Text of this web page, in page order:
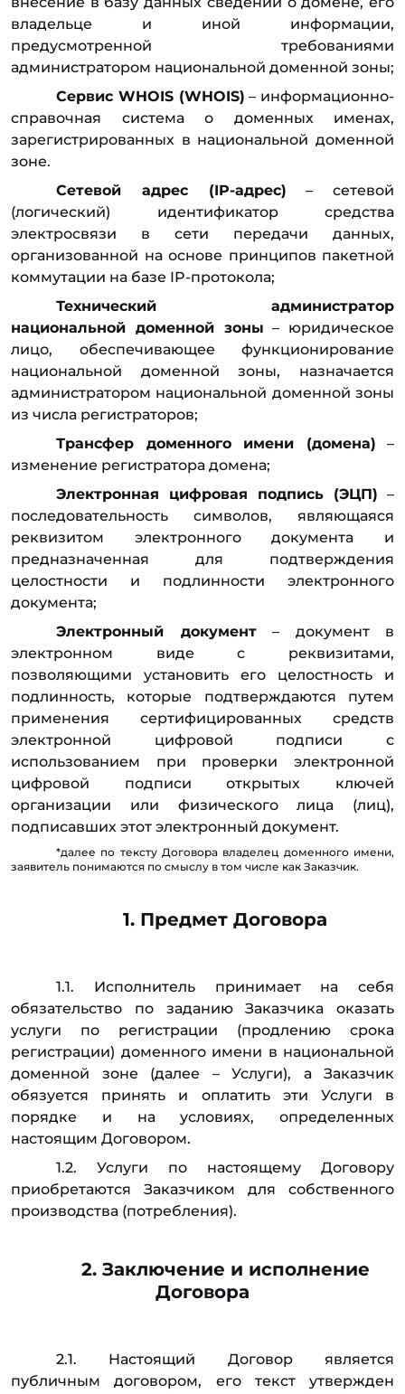
владельце и иной информации,
предусмотренной требованиями
администратором национальной доменной зоны;
Сервис WHOIS (WHOIS) – информационно-
справочная система о доменных именах,
зарегистрированных в национальной доменной
зоне.
Сетевой адрес (IP-адрес) – сетевой
(логический) идентификатор средства
электросвязи в сети передачи данных,
организованной на основе принципов пакетной
коммутации на базе IP-протокола;
Технический администратор
национальной доменной зоны – юридическое
лицо, обеспечивающее функционирование
национальной доменной зоны, назначается
администратором национальной доменной зоны
из числа регистраторов;
Трансфер доменного имени (домена) –
изменение регистратора домена;
Электронная цифровая подпись (ЭЦП) –
последовательность символов, являющаяся
реквизитом электронного документа и
предназначенная для подтверждения
целостности и подлинности электронного
документа;
Электронный документ– документ в
электронном виде с реквизитами,
позволяющими установить его целостность и
подлинность, которые подтверждаются путем
применения сертифицированных средств
электронной цифровой подписи с
использованием при проверки электронной
цифровой подписи открытых ключей
организации или физического лица (лиц),
подписавших этот электронный документ.
*далее по тексту Договора владелец доменного имени,
заявитель понимаются по смыслу в том числе как Заказчик.
1. Предмет Договора
1.1. Исполнитель принимает на себя
обязательство по заданию Заказчика оказать
услуги по регистрации (продлению срока
регистрации) доменного имени в национальной
доменной зоне (далее – Услуги), а Заказчик
обязуется принять и оплатить эти Услуги в
порядке и на условиях, определенных
настоящим Договором.
1.2. Услуги по настоящему Договору
приобретаются Заказчиком для собственного
производства (потребления).
2. Заключение и исполнение
Договора
2.1. Настоящий Договор является
публичным договором, его текст утвержден